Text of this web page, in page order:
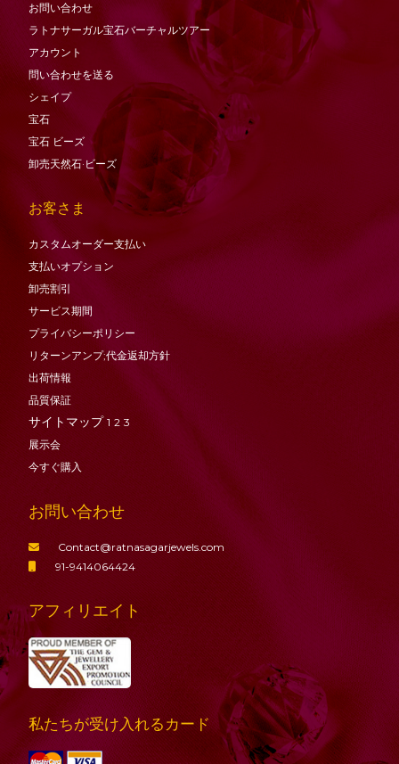
お問い合わせ
ラトナサーガル宝石バーチャ​​ルツアー
アカウント
問い合わせを送る
シェイプ
宝石
宝石 ビーズ
卸売天然石·ビーズ
お客さま
カスタムオーダー支払い
支払いオプション
卸売割引
サービス期間
プライバシーポリシー
リターンアンプ;代金返却方針
出荷情報
品質保証
サイトマップ 1 2 3
展示会
今すぐ購入
お問い合わせ
Contact@ratnasagarjewels.com
91-9414064424
アフィリエイト
私たちが受け入れるカード